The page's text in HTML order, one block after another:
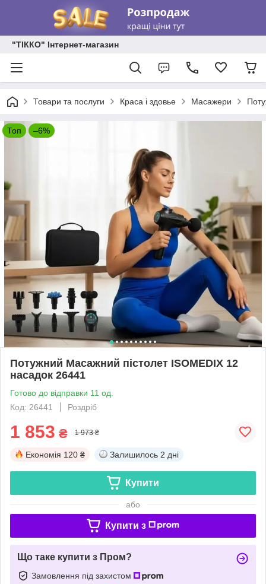
"ТІККО" Інтернет-магазин
Товари та послуги Краса і здовье Масажери
Топ –6%
Потужний Масажний пістолет ISOMEDIX 12
насадок 26441
Готово до відправки 11 од.
Код: 26441
Роздріб
1 853 ₴ 1 973 ₴
Економія 120 ₴ Залишилось 2 дні
Купити
або
Купити з
Що таке купити з Пром?
Замовлення під захистом